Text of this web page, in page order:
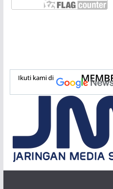
Ikuti kami di